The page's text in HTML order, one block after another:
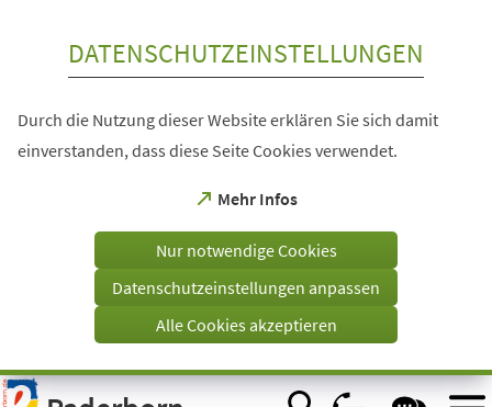
Visuelle
Assistenzsoftware
DATENSCHUTZEINSTELLUNGEN
Durch die Nutzung dieser Website erklären Sie sich damit
einverstanden, dass diese Seite Cookies verwendet.
Mehr Infos
(Öffnet
einem
Tab)
Nur notwendige Cookies
Datenschutzeinstellungen anpassen
Alle Cookies akzeptieren